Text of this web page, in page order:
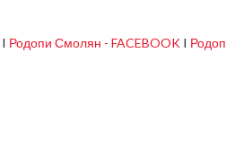
I Родопи Смолян - FACEBOOK I